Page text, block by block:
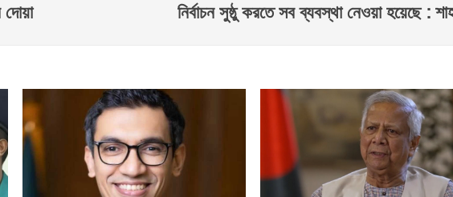
নির্বাচন সুষ্ঠু করতে সব ব্যবস্থা নেওয়া হয়েছে :